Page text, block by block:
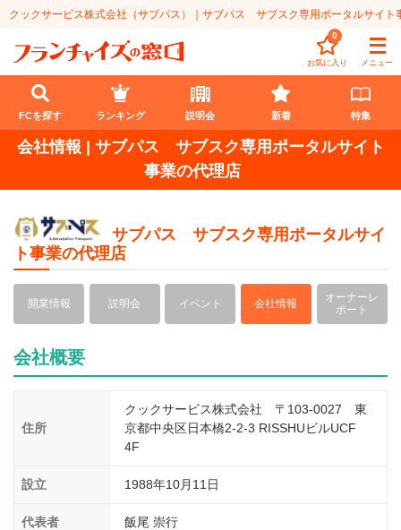
クックサービス株式会社（サブパス）｜サブパス サブスク専用ポータルサイ
お気に入り
0
メニュー
代理店業
教育・保育業
飲食・菓子業
サービス業
開業資金
1円〜100万円
101万円～300万円
301万円～500万円
エリア
北海道
東北
近畿
ランキング
総合ランキング
飲食
リペアクリーニング
説明会
お役立ち情報コラム
会員登録
FCを探す ランキング 説明会 新着 特集
会社情報 | サブパス サブスク専用ポータルサイト
事業の代理店
サブパス サブスク専用ポータルサイ
ト事業の代理店
開業情報 説明会 イベント 会社情報
オーナーレ
ポート
会社概要
住所
クックサービス株式会社 〒103-0027 東
京都中央区日本橋2-2-3 RISSHUビルUCF
4F
設立 1988年10月11日
代表者 飯尾 崇行